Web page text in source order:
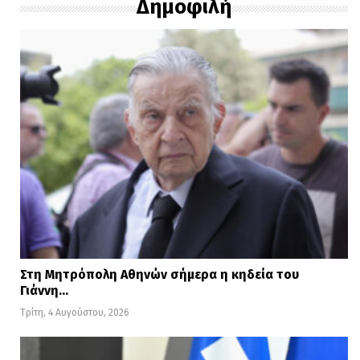
Στη ζωή μου έχω μάθει να μην σπαταλώ
ούτε λεπτό για να αποδείξω πως «δεν
είμαι ελέφαντας», πόσο μάλλον όταν η
επιχείρηση συκοφάντησής μου στηρίζεται
σε ασύστολα ψευδή και γελοίες θεωρίες
συνομωσίας, οι οποίες λίγο απείχαν από
το να με καταστήσουν υπεύθυνο ακόμη
και για… το ξέσπασμα της πανδημίας.
Δημοφιλή
Στη Μητρόπολη Αθηνών σήμερα η κηδεία του
Γιάννη…
Τρίτη, 4 Αυγούστου, 2026